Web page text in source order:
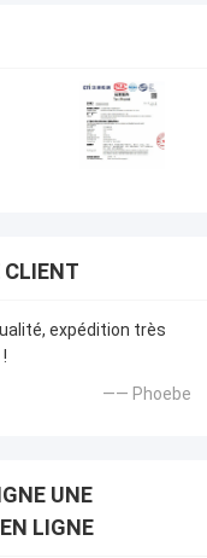
CLIENT
expédition très
—— Phoebe
UNE
LIGNE